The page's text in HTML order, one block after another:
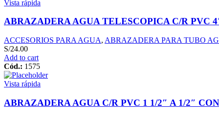
Vista rápida
ABRAZADERA AGUA TELESCOPICA C/R PVC
ACCESORIOS PARA AGUA, ABRAZADERA PARA TUBO
S/24.00
Add to cart
Cód.: 1575
Vista rápida
ABRAZADERA AGUA C/R PVC 1 1/2″ A 1/2″